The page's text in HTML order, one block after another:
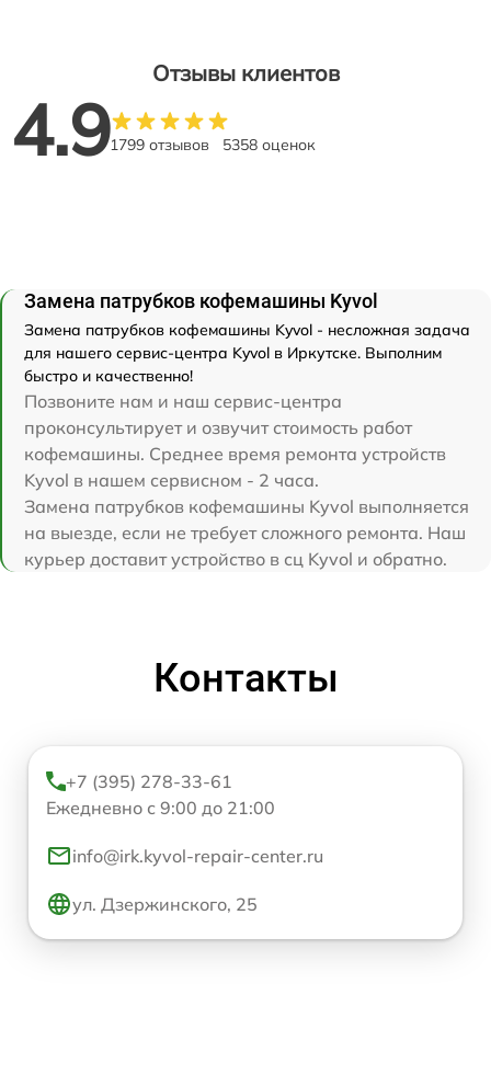
Отзывы клиентов
4.91799 отзывов 5358 оценок
Замена патрубков кофемашины Kyvol
Замена патрубков кофемашины Kyvol - несложная задача
для нашего сервис-центра Kyvol в Иркутске. Выполним
быстро и качественно!
Позвоните нам и наш сервис-центра
проконсультирует и озвучит стоимость работ
кофемашины. Среднее время ремонта устройств
Kyvol в нашем сервисном - 2 часа.
Замена патрубков кофемашины Kyvol выполняется
на выезде, если не требует сложного ремонта. Наш
курьер доставит устройство в сц Kyvol и обратно.
Контакты
+7 (395) 278-33-61
Ежедневно с 9:00 до 21:00
info@irk.kyvol-repair-center.ru
ул. Дзержинского, 25